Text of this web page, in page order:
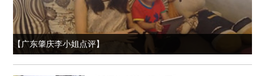
【广东肇庆李小姐点评】